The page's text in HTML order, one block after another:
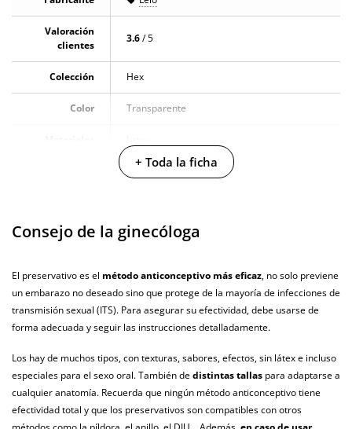
Valoración
clientes
3.6/ 5
Colección Hex
Color Transparente
100% sumergible
vegano
animales
Envío discreto Paquete discreto y sin distintivos
Producto
original
¿Cuándo lo
El martes 11 de agosto (fecha estimada)
+ Toda la ficha
Consejo de la ginecóloga
El preservativo es el método anticonceptivo más eficaz, no solo previene
un embarazo no deseado sino que protege de la mayoría de infecciones de
transmisión sexual (ITS). Para asegurar su efectividad, debe usarse de
forma adecuada y seguir las instrucciones detalladamente.
Los hay de muchos tipos, con texturas, sabores, efectos, sin látex e incluso
especiales para el sexo oral. También dedistintas tallas para adaptarse a
cualquier anatomía. Recuerda que ningún método anticonceptivo tiene
efectividad total y que los preservativos son compatibles con otros